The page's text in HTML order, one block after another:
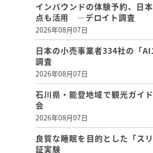
インバウンドの体験予約、日
点も活用 ―デロイト調査
2026年08月07日
日本の小売事業者334社の「
調査
2026年08月07日
石川県・能登地域で観光ガイ
会
2026年08月07日
良質な睡眠を目的とした「ス
証実験